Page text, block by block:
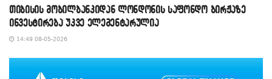
თიბისის მობილბანკიდან ლონდონის საფონდო ბირჟაზე
ინვესტირება უკვე ელემენტარულია
14:49 08-05-2026